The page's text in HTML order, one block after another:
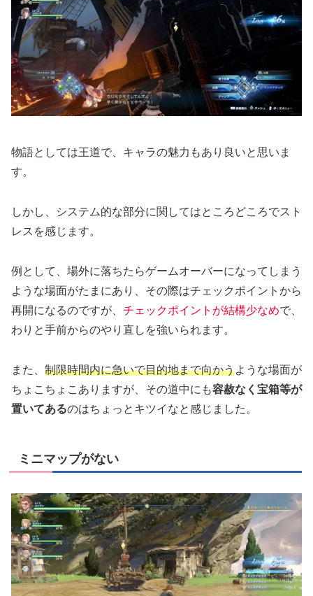
物語としては王道で、キャラの魅力もあり良いと思いま
す。
しかし、システム的な部分に関してはところどころでスト
レスを感じます。
例として、場外に落ちたらゲームオーバーになってしまう
ような場面がたまにあり、その際はチェックポイントから
再開になるのですが、 チェックポイントが結構少なめで、
わりと手前からのやり直しを強いられます。
また、 制限時間内に急いで目的地まで向かうような場面が
ちょこちょこありますが、その道中にも容赦なく宝箱等が
置いてあるのはちょっとキツイなと感じました。
ミニマップがない